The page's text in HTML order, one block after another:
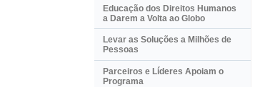
Educação dos Direitos Humanos
a Darem a Volta ao Globo
Levar as Soluções a Milhões de
Pessoas
Parceiros e Líderes Apoiam o
Programa